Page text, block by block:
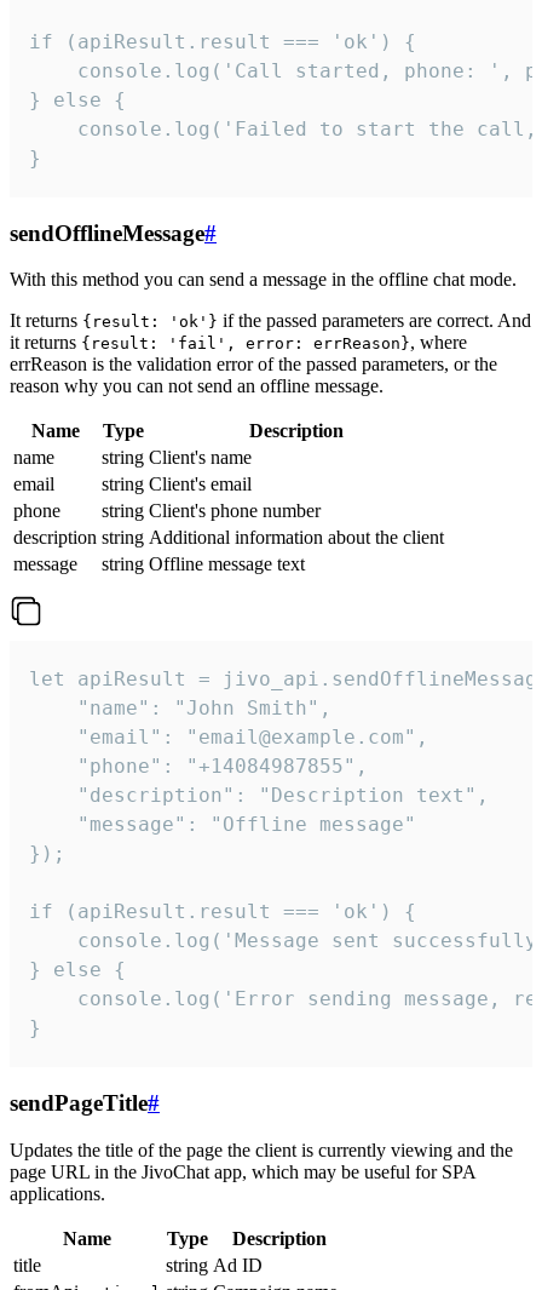
if (apiResult.result === 'ok') {
console.log('Call started, phone: ',
} else {
console.log('Failed to start the
}
sendOfflineMessage#
With this method you can send a message in the offline chat mode.
It returns {result: 'ok'} if the passed parameters are correct. And
it returns {result: 'fail', error: errReason}, where
errReason is the validation error of the passed parameters, or the
reason why you can not send an offline message.
Name Type
Description
name
string Client's name
email
string Client's email
phone
string Client's phone number
description string Additional information about the client
message
string Offline message text
let apiResult =
    "name": "John Smith",
    "email": "email@example.com",
    "phone": "+14084987855",
    "description": "Description text",
    "message": "Offline message"
});
if (apiResult.result === 'ok') {
console.log('Message sent
} else {
console.log('Error sending message,
}
sendPageTitle#
Updates the title of the page the client is currently viewing and the
page URL in the JivoChat app, which may be useful for SPA
applications.
Name Type
Description
title
string Ad ID